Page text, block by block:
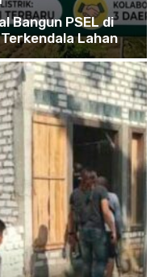
Bangun PSEL di
Lahan